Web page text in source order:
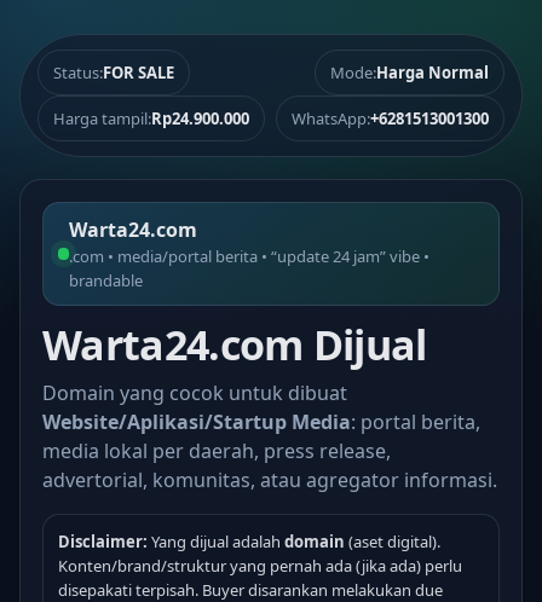
Status:FOR SALE Mode:Harga Normal
Harga tampil:Rp24.900.000 WhatsApp:+6281513001300
Warta24.com
.com • media/portal berita • “update 24 jam” vibe •
brandable
Warta24.com Dijual
Domain yang cocok untuk dibuat
Website/Aplikasi/Startup Media: portal berita,
media lokal per daerah, press release,
advertorial, komunitas, atau agregator informasi.
Disclaimer: Yang dijual adalah domain (aset digital).
Konten/brand/struktur yang pernah ada (jika ada) perlu
disepakati terpisah. Buyer disarankan melakukan due